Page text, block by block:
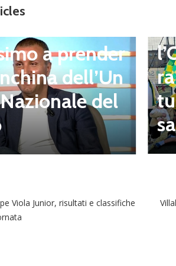
a prender
dell’Un
del
Viola Junior, risultati e classifiche